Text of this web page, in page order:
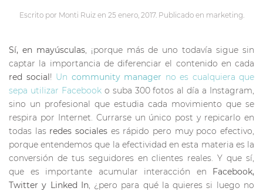
Escrito por Monti Ruizen 25 enero, 2017. Publicado en marketing
Sí, en mayúsculas, ¡porque más de uno todavía sigue sin
captar la importancia de diferenciar el contenido en cada
red social! Un community manager no es cualquiera que
sepa utilizar Facebooko suba 300 fotos al día a Instagram,
sino un profesional que estudia cada movimiento que se
respira por Internet. Currarse un único post y repicarlo en
todas las redes sociales es rápido pero muy poco efectivo,
porque entendemos que la efectividad en esta materia es la
conversión de tus seguidores en clientes reales. Y que sí,
que es importante acumular interacción en Facebook,
Twitter y Linked In, ¿pero para qué la quieres si luego no